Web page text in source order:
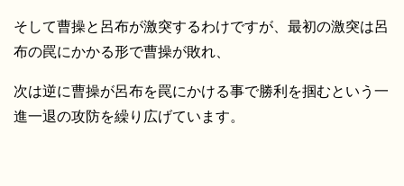
そして曹操と呂布が激突するわけですが、最初の激突は呂
布の罠にかかる形で曹操が敗れ、
次は逆に曹操が呂布を罠にかける事で勝利を掴むという一
進一退の攻防を繰り広げています。